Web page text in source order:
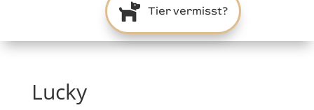
 Tier vermisst?
Lucky